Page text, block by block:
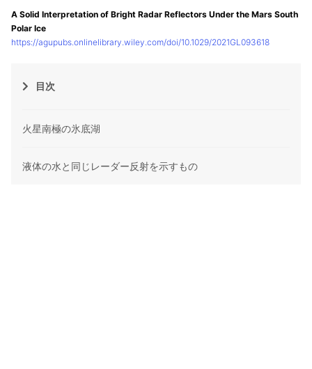
A Solid Interpretation of Bright Radar Reflectors Under the Mars South
Polar Ice
https://agupubs.onlinelibrary.wiley.com/doi/10.1029/2021GL093618
目次
火星南極の氷底湖
液体の水と同じレーダー反射を示すもの